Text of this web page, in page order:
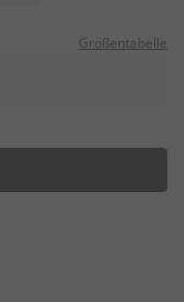
Größentabelle